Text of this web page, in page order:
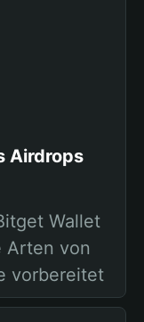
Airdrops
Wallet
Arten von
vorbereitet